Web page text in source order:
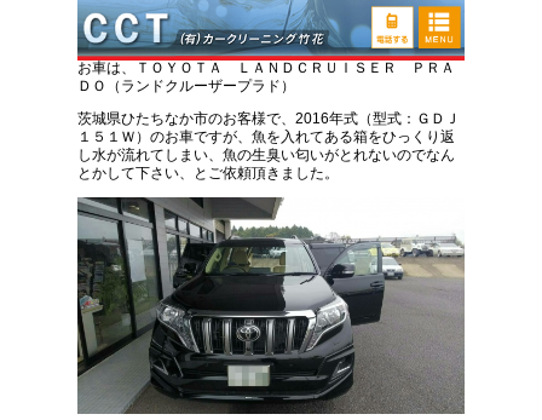
トヨタ ランクルプラド 魚の臭い取り車内クリ
ーニング
お車は、ＴＯＹＯＴＡ ＬＡＮＤＣＲＵＩＳＥＲ ＰＲＡ
ＤＯ（ランドクルーザープラド）
茨城県ひたちなか市のお客様で、2016年式（型式：ＧＤＪ
１５１Ｗ）のお車ですが、魚を入れてある箱をひっくり返
し水が流れてしまい、魚の生臭い匂いがとれないのでなん
とかして下さい、とご依頼頂きました。